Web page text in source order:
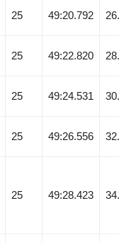
25 49:20.792
25 49:22.820
25 49:24.531
25 49:26.556
25 49:28.423